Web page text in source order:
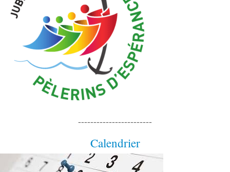
------------------------
Calendrier